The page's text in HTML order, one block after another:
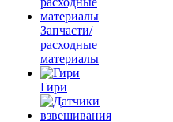
Запчасти/
расходные
материалы
Гири